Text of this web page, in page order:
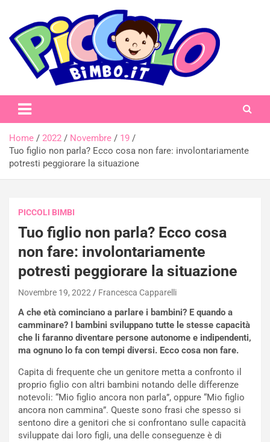
content
piccolobimbo.it
Home 2022 Novembre
19
Tuo figlio non parla? Ecco cosa non fare: involontariamente
potresti peggiorare la situazione
PICCOLI BIMBI
Tuo figlio non parla? Ecco cosa
non fare: involontariamente
potresti peggiorare la situazione
Novembre 19, 2022 Francesca Capparelli
A che età cominciano a parlare i bambini? E quando a
camminare? I bambini sviluppano tutte le stesse capacità
che li faranno diventare persone autonome e indipendenti,
ma ognuno lo fa con tempi diversi. Ecco cosa non fare.
Capita di frequente che un genitore metta a confronto il
proprio figlio con altri bambini notando delle differenze
notevoli: “Mio figlio ancora non parla”, oppure “Mio figlio
ancora non cammina”. Queste sono frasi che spesso si
sentono dire a genitori che si confrontano sulle capacità
sviluppate dai loro figli, una delle conseguenze è di